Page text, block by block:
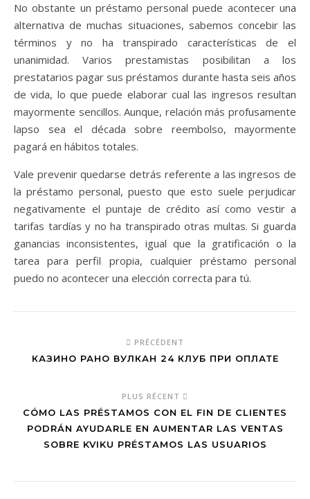
No obstante un préstamo personal puede acontecer una
alternativa de muchas situaciones, sabemos concebir las
términos y no ha transpirado características de el
unanimidad. Varios prestamistas posibilitan a los
prestatarios pagar sus préstamos durante hasta seis años
de vida, lo que puede elaborar cual las ingresos resultan
mayormente sencillos. Aunque, relación más profusamente
lapso sea el década sobre reembolso, mayormente
pagará en hábitos totales.
Vale prevenir quedarse detrás referente a las ingresos de
la préstamo personal, puesto que esto suele perjudicar
negativamente el puntaje de crédito así­ como vestir a
tarifas tardías y no ha transpirado otras multas. Si guarda
ganancias inconsistentes, igual que la gratificación o la
tarea para perfil propia, cualquier préstamo personal
puedo no acontecer una elección correcta para tú.
PRÉCÉDENT
КАЗИНО РАНО ВУЛКАН 24 КЛУБ ПРИ ОПЛАТЕ
PLUS RÉCENT
CÓMO LAS PRÉSTAMOS CON EL FIN DE CLIENTES
PODRÁN AYUDARLE EN AUMENTAR LAS VENTAS
SOBRE KVIKU PRÉSTAMOS LAS USUARIOS